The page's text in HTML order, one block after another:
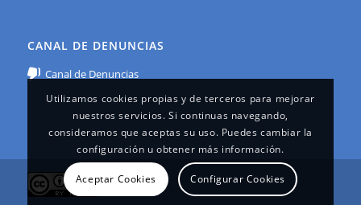
CANAL DE DENUNCIAS
Canal de Denuncias
Utilizamos cookies propias y de terceros para mejorar
nuestros servicios. Si continuas navegando,
consideramos que aceptas su uso. Puedes cambiar la
configuración u obtener más información.
Aceptar Cookies Configurar Cookies